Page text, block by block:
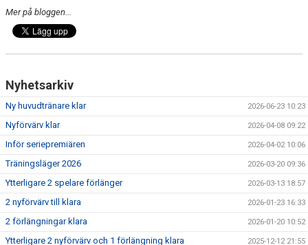
Mer på bloggen...
Nyhetsarkiv
Ny huvudtränare klar 2026-06-23 10:23
Nyförvärv klar 2026-04-08 09:22
Inför seriepremiären 2026-04-02 10:06
Träningsläger 2026 2026-03-20 09:36
Ytterligare 2 spelare förlänger 2026-03-13 18:57
2 nyförvärv till klara 2026-01-23 16:33
2 förlängningar klara 2026-01-20 10:52
Ytterligare 2 nyförvärv och 1 förlängning klara 2025-12-12 21:55